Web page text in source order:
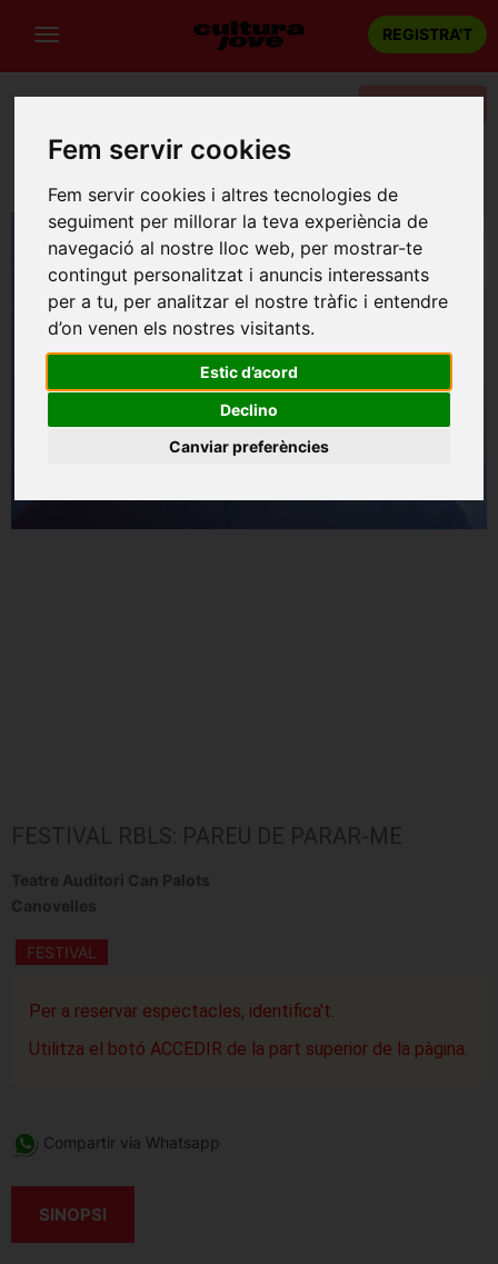
Fem servir cookies
Fem servir cookies i altres tecnologies de
seguiment per millorar la teva experiència de
navegació al nostre lloc web, per mostrar-te
contingut personalitzat i anuncis interessants
per a tu, per analitzar el nostre tràfic i entendre
d’on venen els nostres visitants.
Estic d’acord
Declino
Canviar preferències
REGISTRA'T
Portada Teatre
Barcelona
FESTIVAL RBLS: PAREU DE PARAR-ME
Teatre Auditori Can Palots
Canovelles
FESTIVAL
Per a reservar espectacles, identifica't.
Utilitza el botó ACCEDIR de la part superior de la pàgina.
Compartir via Whatsapp
SINOPSI